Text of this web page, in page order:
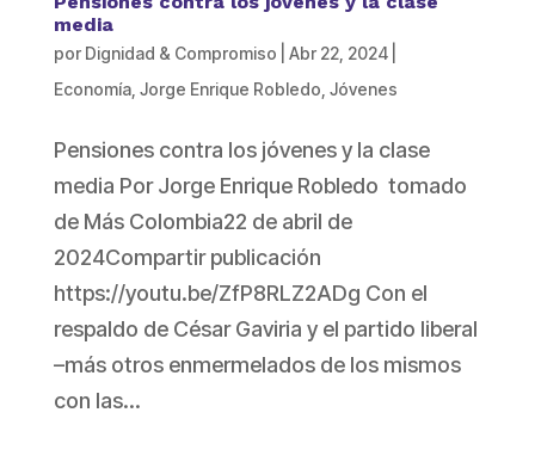
media
por Dignidad & Compromiso Abr 22, 2024|
Economía, Jorge Enrique Robledo Jóvenes
Pensiones contra los jóvenes y la clase
media Por Jorge Enrique Robledo tomado
de Más Colombia22 de abril de
2024Compartir publicación
https://youtu.be/ZfP8RLZ2ADg Con el
respaldo de César Gaviria y el partido liberal
–más otros enmermelados de los mismos
con las...